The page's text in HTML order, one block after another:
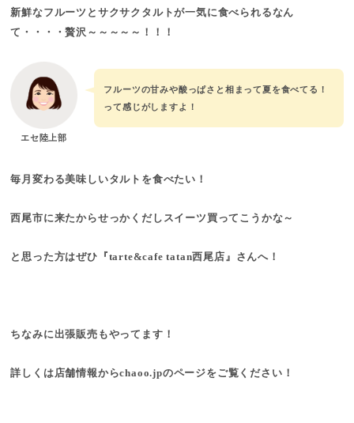
新鮮なフルーツとサクサクタルトが一気に食べられるなん
て・・・・贅沢～～～～～！！！
エセ陸上部
フルーツの甘みや酸っぱさと相まって夏を食べてる！
って感じがしますよ！
毎月変わる美味しいタルトを食べたい！
西尾市に来たからせっかくだしスイーツ買ってこうかな～
と思った方はぜひ『tarte&cafe tatan西尾店』さんへ！
ちなみに出張販売もやってます！
詳しくは店舗情報からchaoo.jpのページをご覧ください！